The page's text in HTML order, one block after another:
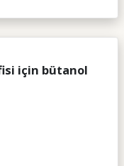
için bütanol